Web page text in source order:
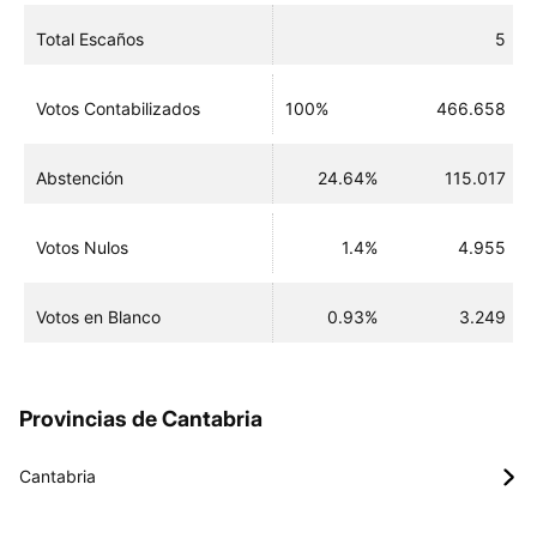
Total Escaños 5
Votos Contabilizados 100% 466.658
Abstención 24.64% 115.017
Votos Nulos 1.4% 4.955
Votos en Blanco 0.93% 3.249
Provincias de Cantabria
Cantabria